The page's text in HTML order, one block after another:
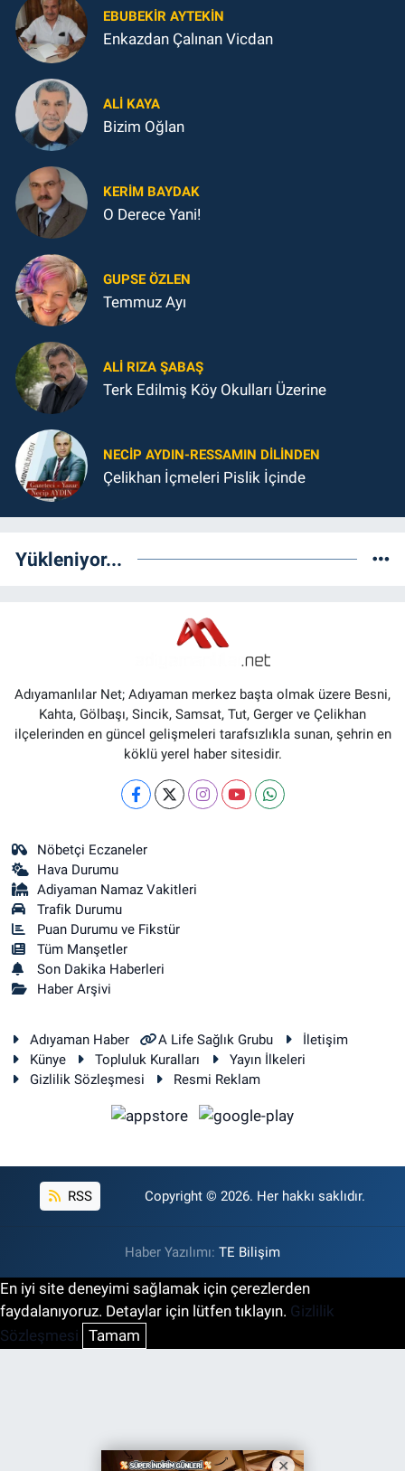
EBUBEKIR AYTEKIN
Enkazdan Çalınan Vicdan
ALI KAYA
Bizim Oğlan
KERIM BAYDAK
O Derece Yani!
GUPSE ÖZLEN
Temmuz Ayı
ALI RIZA ŞABAŞ
Terk Edilmiş Köy Okulları Üzerine
NECIP AYDIN-RESSAMIN DILINDEN
Çelikhan İçmeleri Pislik İçinde
Yükleniyor...
Adıyamanlılar Net; Adıyaman merkez başta olmak üzere Besni,
Kahta, Gölbaşı, Sincik, Samsat, Tut, Gerger ve Çelikhan
ilçelerinden en güncel gelişmeleri tarafsızlıkla sunan, şehrin en
köklü yerel haber sitesidir.
Nöbetçi Eczaneler
Hava Durumu
Adiyaman Namaz Vakitleri
Trafik Durumu
Puan Durumu ve Fikstür
Tüm Manşetler
Son Dakika Haberleri
Haber Arşivi
Adıyaman Haber A Life Sağlık Grubu
İletişim
Künye
Topluluk Kuralları
Yayın İlkeleri
Gizlilik Sözleşmesi
Resmi Reklam
RSS Copyright © 2026. Her hakkı saklıdır.
Haber Yazılımı: TE Bilişim
En iyi site deneyimi sağlamak için çerezlerden
faydalanıyoruz. Detaylar için lütfen tıklayın. Gizlilik
Sözleşmesi Tamam